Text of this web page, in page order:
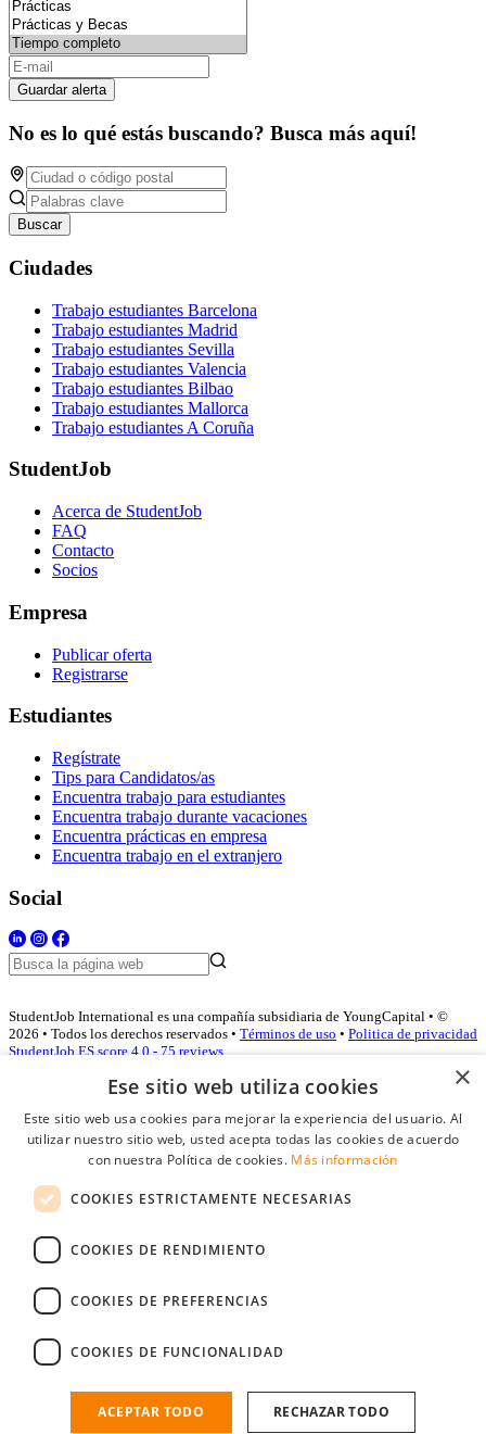
Guardar alerta
No es lo qué estás buscando? Busca más aquí!
Buscar
Ciudades
Trabajo estudiantes Barcelona
Trabajo estudiantes Madrid
Trabajo estudiantes Sevilla
Trabajo estudiantes Valencia
Trabajo estudiantes Bilbao
Trabajo estudiantes Mallorca
Trabajo estudiantes A Coruña
StudentJob
Acerca de StudentJob
FAQ
Contacto
Socios
Empresa
Publicar oferta
Registrarse
Estudiantes
Regístrate
Tips para Candidatos/as
Encuentra trabajo para estudiantes
Encuentra trabajo durante vacaciones
Encuentra prácticas en empresa
Encuentra trabajo en el extranjero
Social
StudentJob International es una compañía subsidiaria de YoungCapital • ©
2026 • Todos los derechos reservados • Términos de uso • Politica de privacidad
StudentJob ES score 4.0 - 75 reviews
Acceso empresas
Contraseña
Recordarme
Conectarse
Registro gratuito empresas
Encuentre al candidato perfecto a tan sólo un par de clicks
×
Ese sitio web utiliza cookies
Este sitio web usa cookies para mejorar la experiencia del usuario. Al
utilizar nuestro sitio web, usted acepta todas las cookies de acuerdo
con nuestra Política de cookies. Más información
COOKIES ESTRICTAMENTE NECESARIAS
COOKIES DE RENDIMIENTO
COOKIES DE PREFERENCIAS
COOKIES DE FUNCIONALIDAD
ACEPTAR TODO RECHAZAR TODO